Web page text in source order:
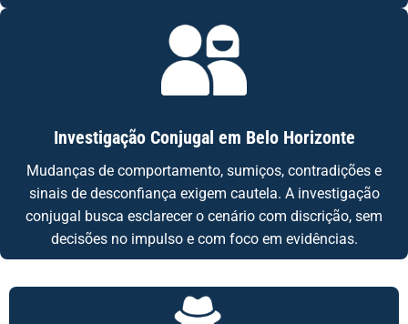
Investigação Conjugal em Belo Horizonte
Mudanças de comportamento, sumiços, contradições e
sinais de desconfiança exigem cautela. A investigação
conjugal busca esclarecer o cenário com discrição, sem
decisões no impulso e com foco em evidências.